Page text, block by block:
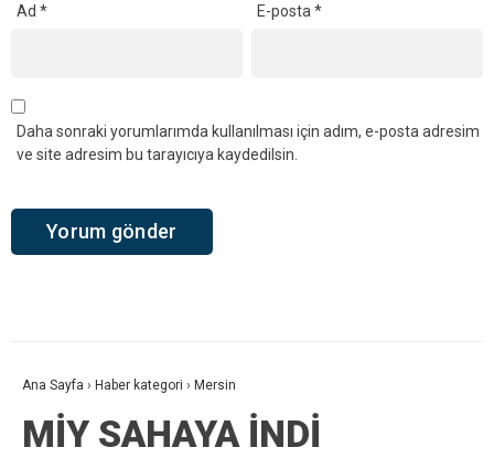
Ad * E-posta*
Daha sonraki yorumlarımda kullanılması için adım, e-posta adresim
ve site adresim bu tarayıcıya kaydedilsin.
Ana Sayfa › Haber kategori › Mersin
MİY SAHAYA İNDİ